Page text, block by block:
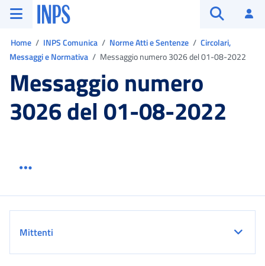
Vai al menu principale
Vai al contenuto principale
Vai al pie' di pagina
INPS ()
Home INPS Comunica Norme Atti e Sentenze
Circolari,
Messaggi e Normativa
Messaggio numero 3026 del 01-08-2022
Messaggio numero
3026 del 01-08-2022
Mittenti